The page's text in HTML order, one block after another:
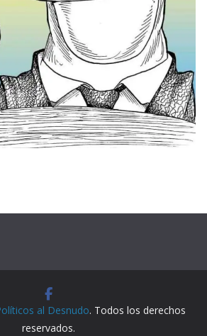
al Desnudo. Todos los derechos
reservados.